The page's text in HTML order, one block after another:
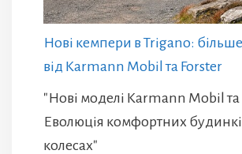
Нові кемпери в Trigano:
від Karmann Mobil та Forster
"Нові моделі Karmann Mobil та
Еволюція комфортних
колесах"